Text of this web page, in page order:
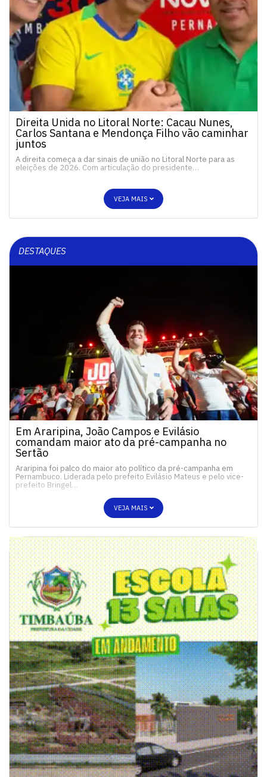
Direita Unida no Litoral Norte: Cacau Nunes,
Carlos Santana e Mendonça Filho vão caminhar
juntos
A direita começa a dar sinais de união no Litoral Norte para as
eleições de 2026. Com articulação do presidente…
VEJA MAIS
DESTAQUES
Em Araripina, João Campos e Evilásio
comandam maior ato da pré-campanha no
Sertão
Araripina foi palco do maior ato político da pré-campanha em
Pernambuco. Liderada pelo prefeito Evilásio Mateus e pelo vice-
prefeito Bringel…
VEJA MAIS